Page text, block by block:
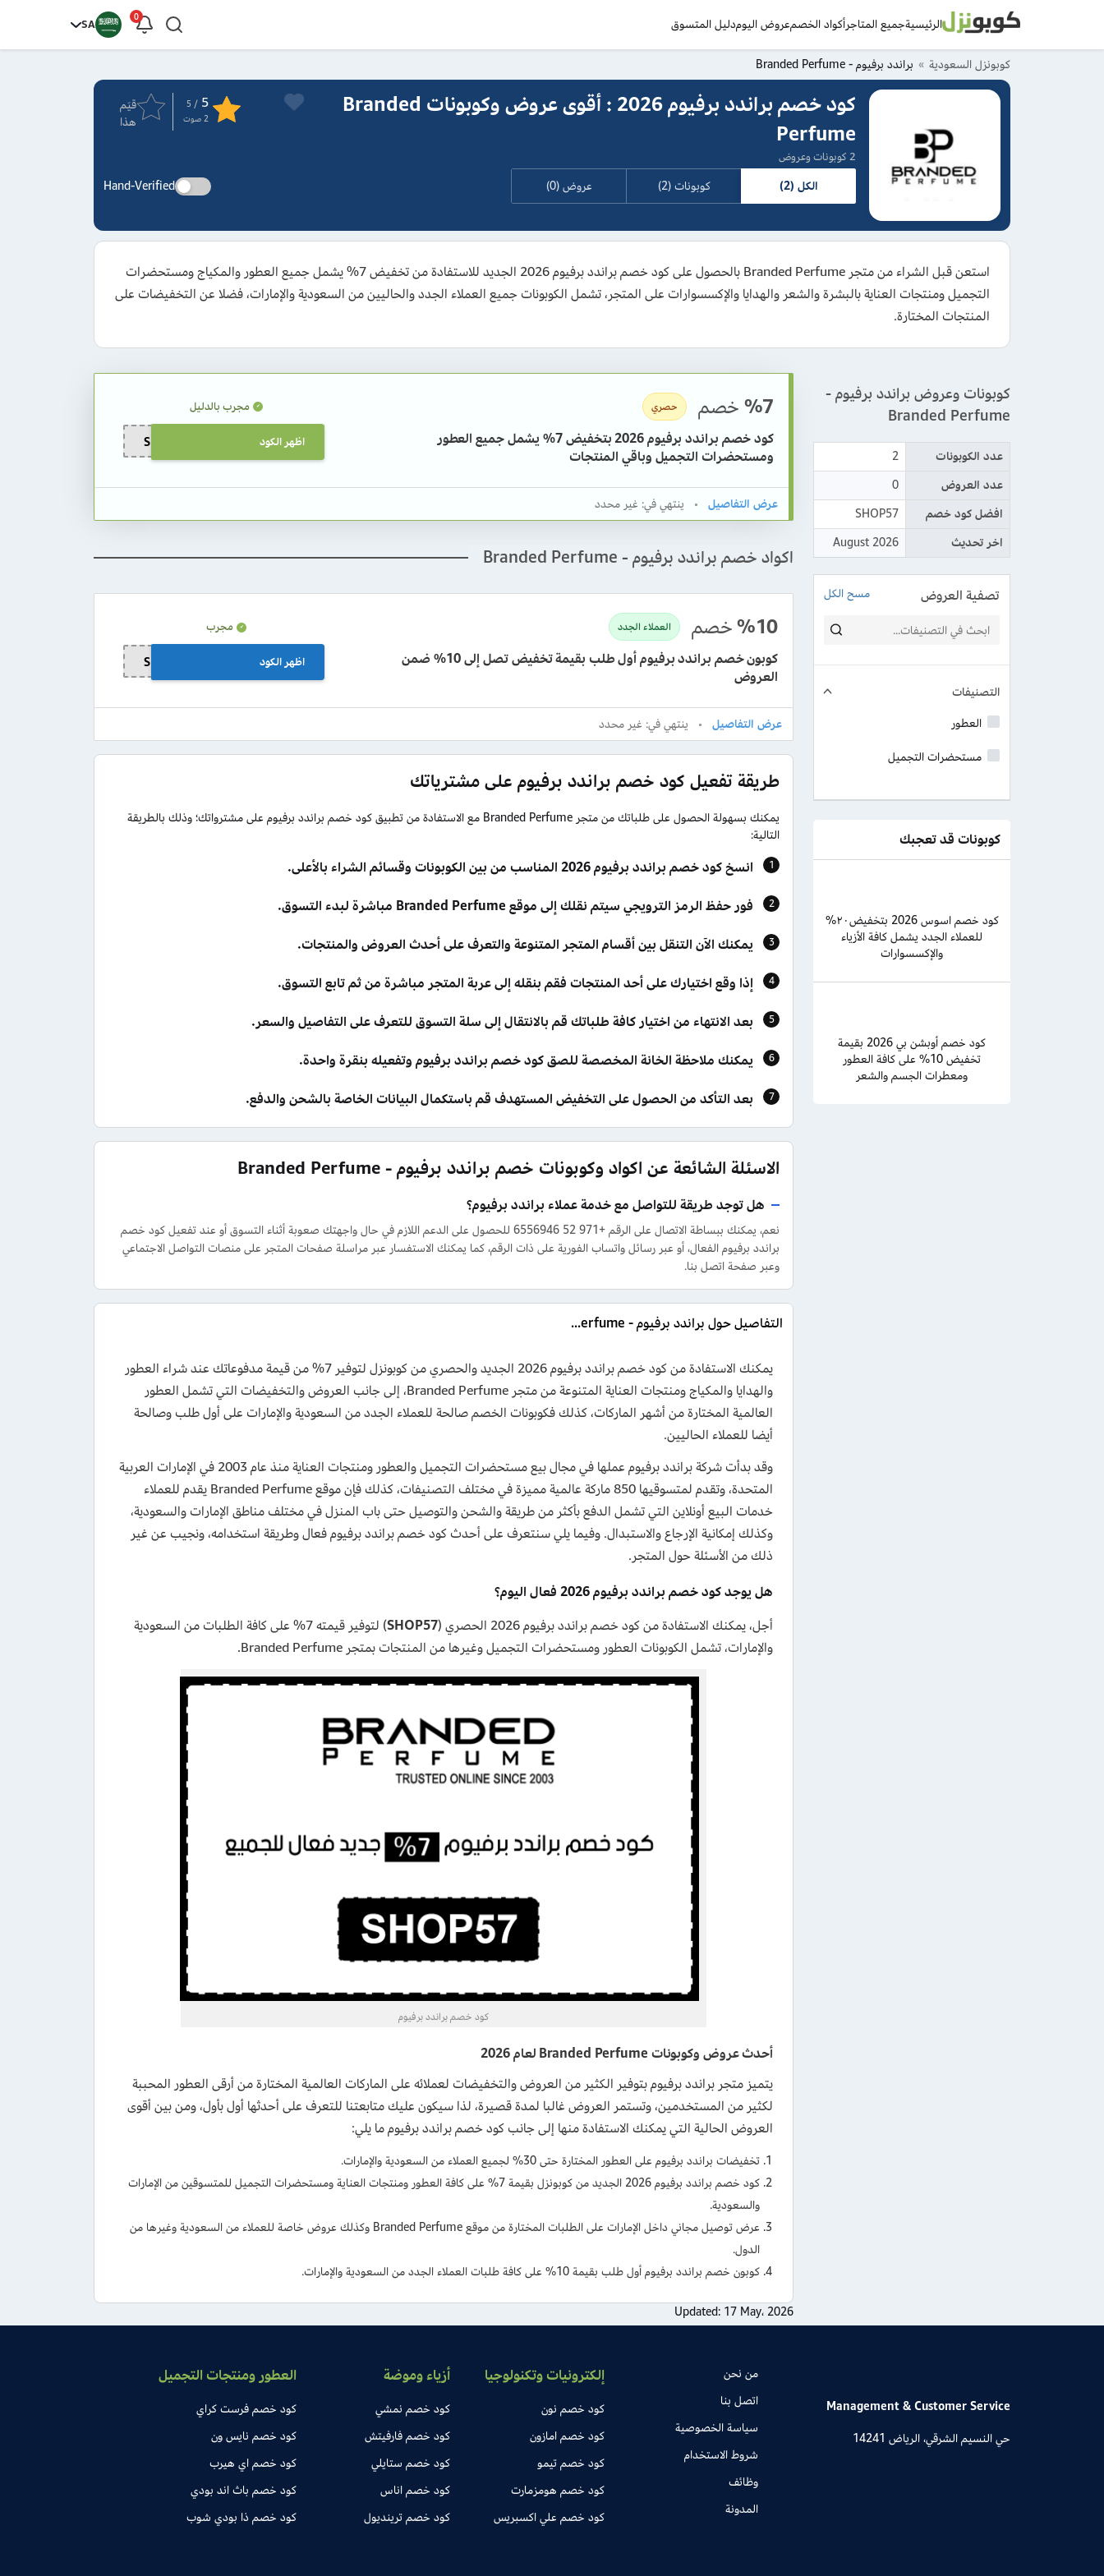
الرئيسيةجميع المتاجرأكواد الخصمعروض اليومدليل المتسوق 0
SA
كوبونزل السعودية براندد برفيوم - Branded Perfume
كود خصم براندد برفيوم 2026 : أقوى عروض وكوبونات Branded
Perfume
2 كوبونات وعروض
5
/ 5
2 صوت
قيَم
هذا
الكل (2) كوبونات (2) عروض (0) Hand-Verified
استعن قبل الشراء من متجر Branded Perfume بالحصول على كود خصم براندد برفيوم 2026 الجديد للاستفادة من تخفيض 7% يشمل جميع العطور والمكياج ومستحضرات
التجميل ومنتجات العناية بالبشرة والشعر والهدايا والإكسسوارات على المتجر، تشمل الكوبونات جميع العملاء الجدد والحاليين من السعودية والإمارات، فضلا عن التخفيضات على
المنتجات المختارة.
%7خصم حصري
كود خصم براندد برفيوم 2026 بتخفيض 7% يشمل جميع العطور
ومستحضرات التجميل وباقي المنتجات
مجرب بالدليل
SHOP57 اظهر الكود
ينتهي في: غير محدد
اكواد خصم براندد برفيوم - Branded Perfume
%10خصم العملاء الجدد
كوبون خصم براندد برفيوم أول طلب بقيمة تخفيض تصل إلى 10% ضمن
العروض
مجرب
SHOP57 اظهر الكود
ينتهي في: غير محدد
طريقة تفعيل كود خصم براندد برفيوم على مشترياتك
يمكنك بسهولة الحصول على طلباتك من متجر Branded Perfume مع الاستفادة من تطبيق كود خصم براندد برفيوم على مشترواتك؛ وذلك بالطريقة
التالية:
انسخ كود خصم براندد برفيوم 2026 المناسب من بين الكوبونات وقسائم الشراء بالأعلى.
فور حفظ الرمز الترويجي سيتم نقلك إلى موقع Branded Perfume مباشرة لبدء التسوق.
يمكنك الآن التنقل بين أقسام المتجر المتنوعة والتعرف على أحدث العروض والمنتجات.
إذا وقع اختيارك على أحد المنتجات فقم بنقله إلى عربة المتجر مباشرة من ثم تابع التسوق.
بعد الانتهاء من اختيار كافة طلباتك قم بالانتقال إلى سلة التسوق للتعرف على التفاصيل والسعر.
يمكنك ملاحظة الخانة المخصصة للصق كود خصم براندد برفيوم وتفعيله بنقرة واحدة.
بعد التأكد من الحصول على التخفيض المستهدف قم باستكمال البيانات الخاصة بالشحن والدفع.
الاسئلة الشائعة عن اكواد وكوبونات خصم براندد برفيوم - Branded Perfume
هل توجد طريقة للتواصل مع خدمة عملاء براندد برفيوم؟
نعم، يمكنك ببساطة الاتصال على الرقم +971 52 6556946 للحصول على الدعم اللازم في حال واجهتك صعوبة أثناء التسوق أو عند تفعيل كود خصم
براندد برفيوم الفعال، أو عبر رسائل واتساب الفورية على ذات الرقم، كما يمكنك الاستفسار عبر مراسلة صفحات المتجر على منصات التواصل الاجتماعي
وعبر صفحة اتصل بنا.
التفاصيل حول براندد برفيوم - Branded Perfume
يمكنك الاستفادة من كود خصم براندد برفيوم 2026 الجديد والحصري من كوبونزل لتوفير 7% من قيمة مدفوعاتك عند شراء العطور
والهدايا والمكياج ومنتجات العناية المتنوعة من متجر Branded Perfume، إلى جانب العروض والتخفيضات التي تشمل العطور
العالمية المختارة من أشهر الماركات، كذلك فكوبونات الخصم صالحة للعملاء الجدد من السعودية والإمارات على أول طلب وصالحة
أيضا للعملاء الحاليين.
وقد بدأت شركة براندد برفيوم عملها في مجال بيع مستحضرات التجميل والعطور ومنتجات العناية منذ عام 2003 في الإمارات العربية
المتحدة، وتقدم لمتسوقيها 850 ماركة عالمية مميزة في مختلف التصنيفات، كذلك فإن موقع Branded Perfume يقدم للعملاء
خدمات البيع أونلاين التي تشمل الدفع بأكثر من طريقة والشحن والتوصيل حتى باب المنزل في مختلف مناطق الإمارات والسعودية،
وكذلك إمكانية الإرجاع والاستبدال. وفيما يلي سنتعرف على أحدث كود خصم براندد برفيوم فعال وطريقة استخدامه، ونجيب عن غير
ذلك من الأسئلة حول المتجر.
هل يوجد كود خصم براندد برفيوم 2026 فعال اليوم؟
أجل، يمكنك الاستفادة من كود خصم براندد برفيوم 2026 الحصري ( SHOP57
) لتوفير قيمته 7% على كافة الطلبات من السعودية
والإمارات، تشمل الكوبونات العطور ومستحضرات التجميل وغيرها من المنتجات بمتجر Branded Perfume.
كود خصم براندد برفيوم
أحدث عروض وكوبونات Branded Perfume لعام 2026
يتميز متجر براندد برفيوم بتوفير الكثير من العروض والتخفيضات لعملائه على الماركات العالمية المختارة من أرقى العطور المحببة
لكثير من المستخدمين، وتستمر العروض غالبا لمدة قصيرة، لذا سيكون عليك متابعتنا للتعرف على أحدثها أول بأول، ومن بين أقوى
العروض الحالية التي يمكنك الاستفادة منها إلى جانب كود خصم براندد برفيوم ما يلي:
تخفيضات براندد برفيوم على العطور المختارة حتى 30% لجميع العملاء من السعودية والإمارات.
كود خصم براندد برفيوم 2026 الجديد من كوبونزل بقيمة 7% على كافة العطور ومنتجات العناية ومستحضرات التجميل للمتسوقين من الإمارات
والسعودية.
عرض توصيل مجاني داخل الإمارات على الطلبات المختارة من موقع Branded Perfume وكذلك عروض خاصة للعملاء من السعودية وغيرها من
الدول.
كوبون خصم براندد برفيوم أول طلب بقيمة 10% على كافة طلبات العملاء الجدد من السعودية والإمارات.
Updated: 17 May، 2026
كوبونات وعروض براندد برفيوم -
Branded Perfume
عدد الكوبونات
2
عدد العروض
0
افضل كود خصم
SHOP57
اخر تحديث
August 2026
تصفية العروض مسح الكل
التصنيفات
العطور
مستحضرات التجميل
كوبونات قد تعجبك
كود خصم اسوس 2026 بتخفيض٢٠%
للعملاء الجدد يشمل كافة الأزياء
والإكسسوارات
كود خصم أوبشن بي 2026 بقيمة
تخفيض 10% على كافة العطور
ومعطرات الجسم والشعر
Management & Customer Service
حي النسيم الشرقي، الرياض 14241
من نحن
اتصل بنا
سياسة الخصوصية
شروط الاستخدام
وظائف
المدونة
إلكترونيات وتكنولوجيا
كود خصم نون
كود خصم امازون
كود خصم تيمو
كود خصم هومزمارت
كود خصم علي اكسبريس
أزياء وموضة
كود خصم نمشي
كود خصم فارفيتش
كود خصم ستايلي
كود خصم اناس
كود خصم ترينديول
العطور ومنتجات التجميل
كود خصم فرست كراي
كود خصم نايس ون
كود خصم اي هيرب
كود خصم باث اند بودي
كود خصم ذا بودي شوب